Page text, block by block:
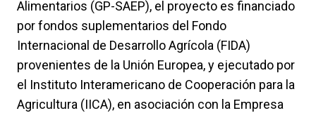
Alimentarios (GP-SAEP), el proyecto es financiado
por fondos suplementarios del Fondo
Internacional de Desarrollo Agrícola (FIDA)
provenientes de la Unión Europea, y ejecutado por
el Instituto Interamericano de Cooperación para la
Agricultura (IICA), en asociación con la Empresa